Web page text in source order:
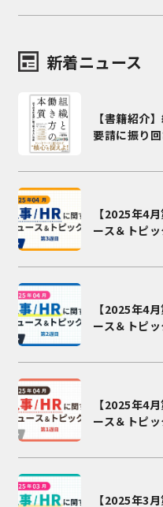
新着ニュース
【書籍紹介
要請に振り
【2025年4
ース＆トピ
【2025年4
ース＆トピ
【2025年4
ース＆トピ
【2025年3